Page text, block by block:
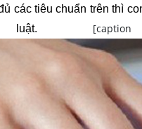
các tiêu chuẩn trên thì
luật.
[caption